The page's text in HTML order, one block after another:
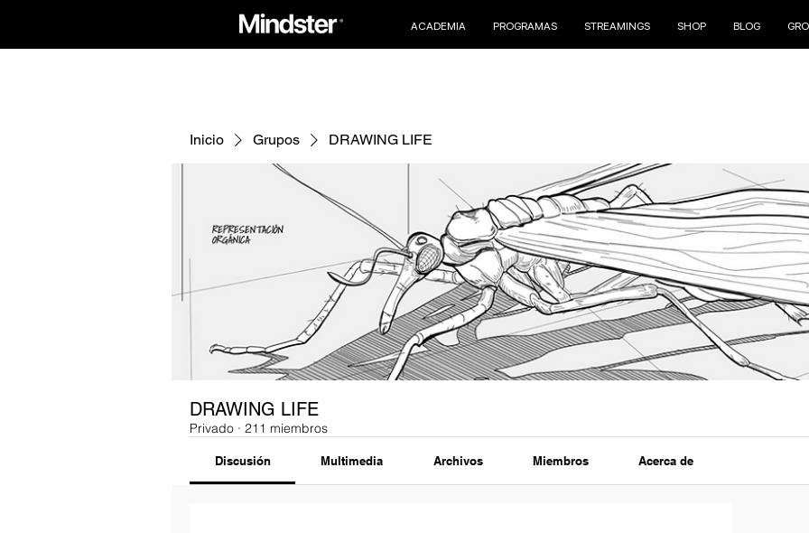
ACADEMIA PROGRAMAS STREAMINGS SHOP BLOG
Inicio Grupos DRAWING LIFE
DRAWING LIFE
Privado · 211 miembros
Discusión Multimedia Archivos Miembros Acerca de